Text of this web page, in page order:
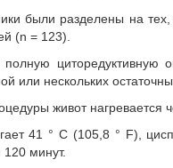
были разделены на
(n = 123).
циторедуктивную
или нескольких
живот нагревается
41 ° C (105,8 ° F),
120 минут.